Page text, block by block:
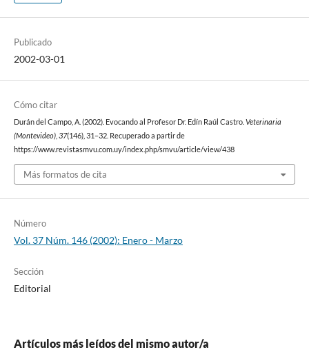
Publicado
2002-03-01
Cómo citar
Durán del Campo, A. (2002). Evocando al Profesor Dr. Edín Raúl Castro. Veterinaria
(Montevideo), 37(146), 31–32. Recuperado a partir de
https://www.revistasmvu.com.uy/index.php/smvu/article/view/438
Más formatos de cita
Número
Vol. 37 Núm. 146 (2002): Enero - Marzo
Sección
Editorial
Artículos más leídos del mismo autor/a